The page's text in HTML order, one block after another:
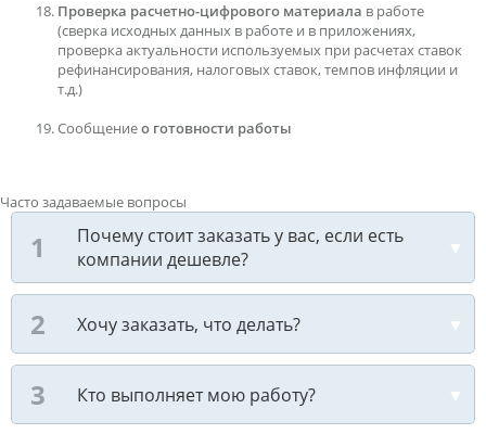
Проверка расчетно-цифрового материала в работе
(сверка исходных данных в работе и в приложениях,
проверка актуальности используемых при расчетах ставок
рефинансирования, налоговых ставок, темпов инфляции и
т.д.)
Сообщениео готовности работы
Часто задаваемые вопросы
Почему стоит заказать у вас, если есть
компании дешевле?
Хочу заказать, что делать?
Кто выполняет мою работу?